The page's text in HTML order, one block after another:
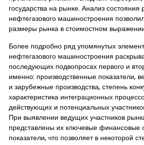
государства на рынке. Анализ состояния
нефтегазового машиностроения
размеры рынка в стоимостном
Более подробно ряд упомянутых
нефтегазового машиностроения
последующих подвопросах первого и
именно: производственные показатели,
и зарубежные производства, степень
характеристика интеграционных
действующих и потенциальных
При выявлении ведущих участников
представлены их ключевые финансовые
показатели, что позволяет в некоторой